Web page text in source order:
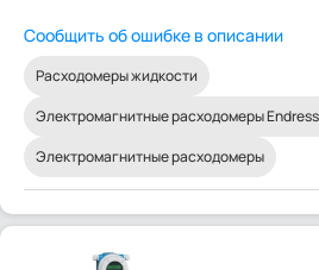
Сообщить об ошибке в описании
Расходомеры жидкости
Электромагнитные расходомеры
Электромагнитные расходомеры